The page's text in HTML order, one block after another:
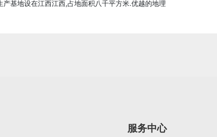
基地设在江西江西,占地面积八千平方米.优越的地理
服务中心